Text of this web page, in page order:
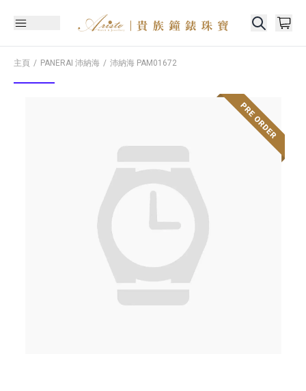
主頁 PANERAI 沛納海 沛納海 PAM01672